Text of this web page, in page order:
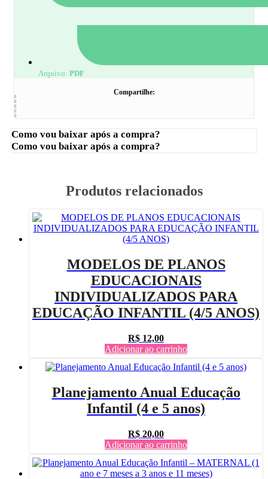
Arquivo: PDF
Compartilhe:
Como vou baixar após a compra?
Como vou baixar após a compra?
Produtos relacionados
MODELOS DE PLANOS
EDUCACIONAIS
INDIVIDUALIZADOS PARA
EDUCAÇÃO INFANTIL (4/5 ANOS)
R$ 12,00
Adicionar ao carrinho
Planejamento Anual Educação
Infantil (4 e 5 anos)
R$ 20,00
Adicionar ao carrinho